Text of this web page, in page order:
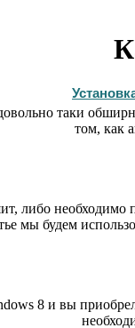
таки
том, как
либо необходимо
мы будем
8 и вы